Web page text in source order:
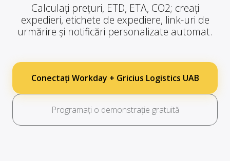
Calculați prețuri, ETD, ETA, CO2; creați
expedieri, etichete de expediere, link-uri de
urmărire și notificări personalizate automat.
Conectați Workday + Gricius Logistics UAB
Programați o demonstrație gratuită